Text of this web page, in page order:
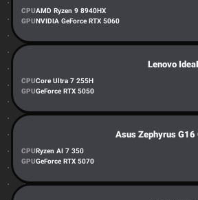
CPUAMD Ryzen 9 8940HX
GPUNVIDIA GeForce RTX 5060
Lenovo
CPUCore Ultra 7 255H
GPUGeForce RTX 5050
Asus Zephyrus G16
CPURyzen AI 7 350
GPUGeForce RTX 5070